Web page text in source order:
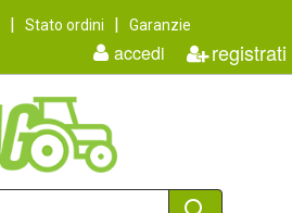
Stato ordini Garanzie
accedi registrati